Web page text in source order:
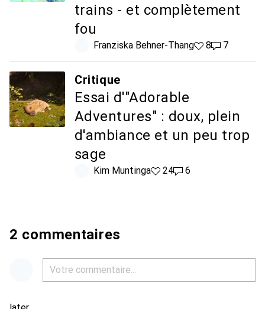
trains - et complètement
fou
Franziska Behner-Thang8 likes
87 7
Critique
Essai d'"Adorable
Adventures" : doux, plein
d'ambiance et un peu trop
sage
Kim Muntinga24 likes
246 commentaires
6
2 commentaires